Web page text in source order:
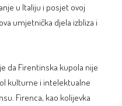
u Italiju i posjet ovoj
umjetnička djela izbliza i
da Firentinska kupola nije
kulturne i intelektualne
Firenca, kao kolijevka